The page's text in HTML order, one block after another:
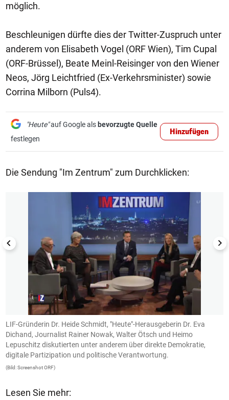
möglich.
Beschleunigen dürfte dies der Twitter-Zuspruch unter
anderem von Elisabeth Vogel (ORF Wien), Tim Cupal
(ORF-Brüssel), Beate Meinl-Reisinger von den Wiener
Neos, Jörg Leichtfried (Ex-Verkehrsminister) sowie
Corrina Milborn (Puls4).
"Heute"auf Google als bevorzugte Quelle
festlegen
Hinzufügen
Die Sendung "Im Zentrum" zum Durchklicken:
1/9
LIF-Gründerin Dr. Heide Schmidt, "Heute"-Herausgeberin Dr. Eva
Dichand, Journalist Rainer Nowak, Walter Ötsch und Heimo
Lepuschitz diskutierten unter anderem über direkte Demokratie,
digitale Partizipation und politische Verantwortung.
(Bild: Screenshot ORF)
Lesen Sie mehr: